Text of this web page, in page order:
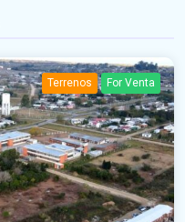
Terrenos For Venta